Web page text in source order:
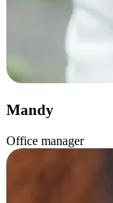
Mandy
Office manager